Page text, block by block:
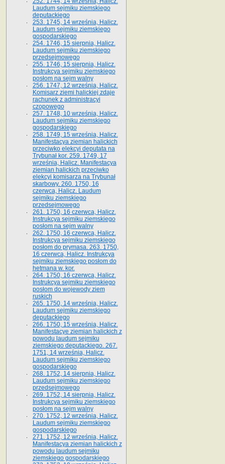
Laudum sejmiku ziemskiego
deputackiego
253. 1745, 14 września, Halicz.
Laudum sejmiku ziemskiego
gospodarskiego
254. 1746, 15 sierpnia, Halicz.
Laudum sejmiku ziemskiego
przedsejmowego
255. 1746, 15 sierpnia, Halicz.
Instrukcya sejmiku ziemskiego
posłom na sejm walny
256. 1747, 12 września, Halicz.
Komisarz ziemi halickiej zdaje
rachunek z administracyi
czopowego
257. 1748, 10 września, Halicz.
Laudum sejmiku ziemskiego
gospodarskiego
258. 1749, 15 września, Halicz.
Manifestacya ziemian halickich
przeciwko elekcyi deputata na
Trybunał kor. 259. 1749, 17
września, Halicz. Manifestacya
ziemian halickich przeciwko
elekcyi komisarza na Trybunał
skarbowy. 260. 1750, 16
czerwca, Halicz. Laudum
sejmiku ziemskiego
przedsejmowego
261. 1750, 16 czerwca, Halicz.
Instrukcya sejmiku ziemskiego
posłom na sejm walny
262. 1750, 16 czerwca, Halicz.
Instrukcya sejmiku ziemskiego
posłom do prymasa. 263. 1750,
16 czerwca, Halicz. Instrukcya
sejmiku ziemskiego posłom do
hetmana w. kor.
264. 1750, 16 czerwca, Halicz.
Instrukcya sejmiku ziemskiego
posłom do wojewody ziem
ruskich
265. 1750, 14 września, Halicz.
Laudum sejmiku ziemskiego
deputackiego
266. 1750, 15 września, Halicz.
Manifestacye ziemian halickich z
powodu laudum sejmiku
ziemskiego deputackiego. 267.
1751, 14 września, Halicz.
Laudum sejmiku ziemskiego
gospodarskiego
268. 1752, 14 sierpnia, Halicz.
Laudum sejmiku ziemskiego
przedsejmowego
269. 1752, 14 sierpnia, Halicz.
Instrukcya sejmiku ziemskiego
posłom na sejm walny
270. 1752, 12 września, Halicz.
Laudum sejmiku ziemskiego
gospodarskiego
271. 1752, 12 września, Halicz.
Manifestacya ziemian halickich z
powodu laudum sejmiku
ziemskiego gospodarskiego